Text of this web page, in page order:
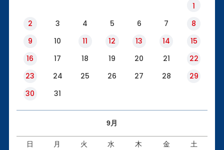
1
2
3 4 5 6 7
8
9
10 11 12 13 14
15
16
17 18 19 20 21
22
23
24 25 26 27 28
29
30
31
9月
日 月 火 水 木 金 土